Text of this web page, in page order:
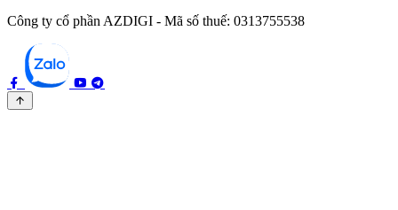
Công ty cổ phần AZDIGI - Mã số thuế: 0313755538